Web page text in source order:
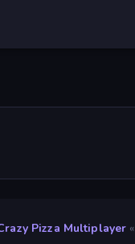
»
Pizza Multiplayer